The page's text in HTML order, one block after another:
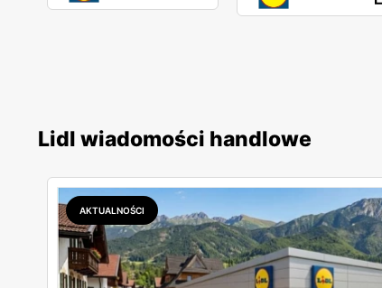
Lidl wiadomości handlowe
AKTUALNOŚCI